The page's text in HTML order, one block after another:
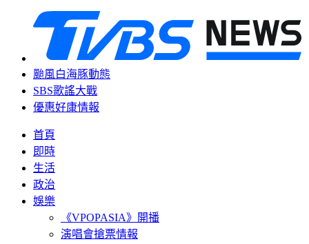
颱風白海豚動態
SBS歌謠大戰
優惠好康情報
首頁
即時
生活
政治
娛樂
《VPOPASIA》開播
演唱會搶票情報